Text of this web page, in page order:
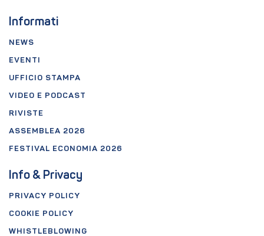
Informati
NEWS
EVENTI
UFFICIO STAMPA
VIDEO E PODCAST
RIVISTE
ASSEMBLEA 2026
FESTIVAL ECONOMIA 2026
Info & Privacy
PRIVACY POLICY
COOKIE POLICY
WHISTLEBLOWING